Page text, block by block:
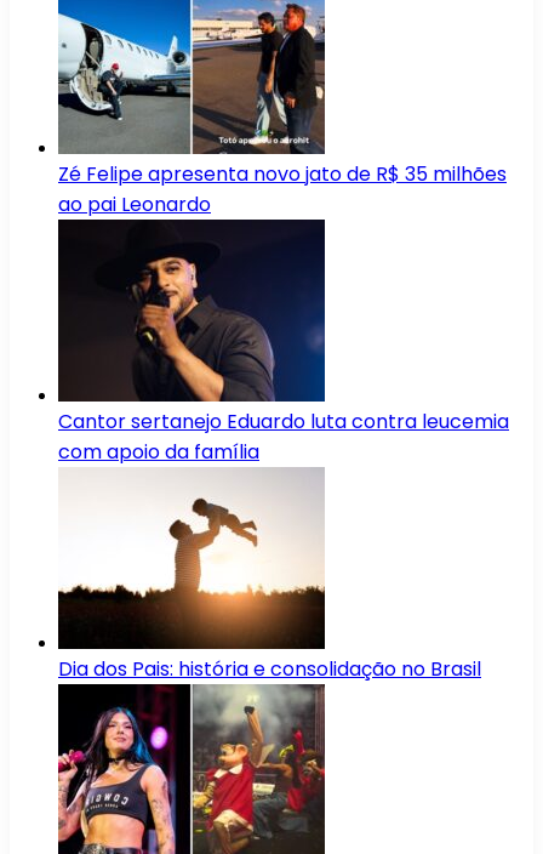
Zé Felipe apresenta novo jato de R$ 35 milhões
ao pai Leonardo
Cantor sertanejo Eduardo luta contra leucemia
com apoio da família
Dia dos Pais: história e consolidação no Brasil